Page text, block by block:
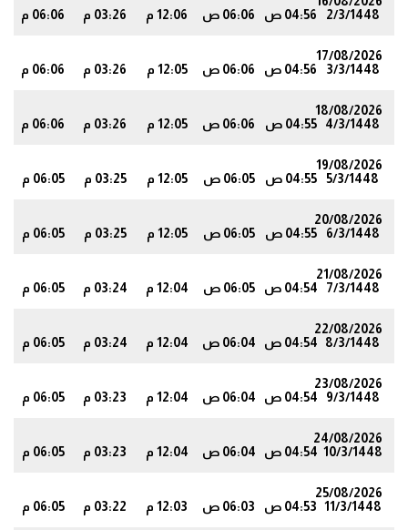
2/3/1448
04:56 ص 06:06 ص 12:06 م 03:26 م 06:06 م
17/08/2026
3/3/1448
04:56 ص 06:06 ص 12:05 م 03:26 م 06:06 م
18/08/2026
4/3/1448
04:55 ص 06:06 ص 12:05 م 03:26 م 06:06 م
19/08/2026
5/3/1448
04:55 ص 06:05 ص 12:05 م 03:25 م 06:05 م
20/08/2026
6/3/1448
04:55 ص 06:05 ص 12:05 م 03:25 م 06:05 م
21/08/2026
7/3/1448
04:54 ص 06:05 ص 12:04 م 03:24 م 06:05 م
22/08/2026
8/3/1448
04:54 ص 06:04 ص 12:04 م 03:24 م 06:05 م
23/08/2026
9/3/1448
04:54 ص 06:04 ص 12:04 م 03:23 م 06:05 م
24/08/2026
10/3/1448 04:54 ص 06:04 ص 12:04 م 03:23 م 06:05 م
25/08/2026
11/3/1448 04:53 ص 06:03 ص 12:03 م 03:22 م 06:05 م